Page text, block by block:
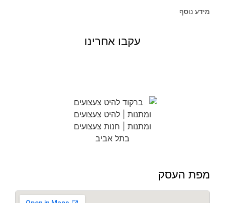
מידע נוסף
עקבו אחרינו
מפת העסק